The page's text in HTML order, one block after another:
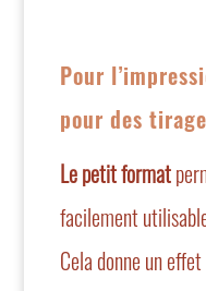
Pour
pour des
Le petit format
facilement
Cela donne un